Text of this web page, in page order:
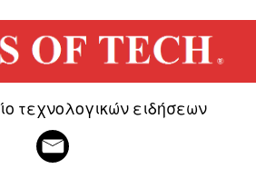
τεχνολογικών ειδήσεων